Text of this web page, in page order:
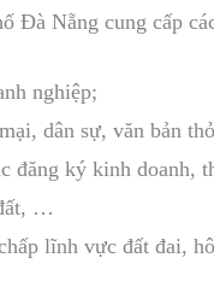
Đà Nẵng cung cấp
nghiệp;
dân sự, văn bản
ký kinh doanh,
…
lĩnh vực đất đai,